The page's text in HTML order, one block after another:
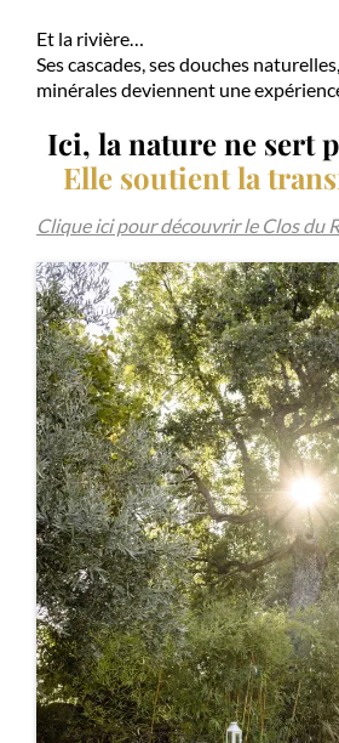
Et la rivière…
Ses cascades, ses douches
minérales deviennent une
Ici, la nature ne sert
Elle soutient la
Clique ici pour découvrir le Clos du